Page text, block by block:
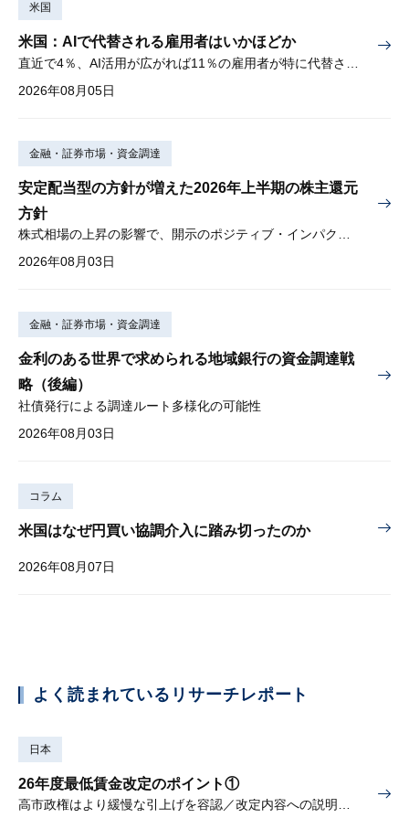
米国
米国：AIで代替される雇用者はいかほどか
2026年08月05日
金融・証券市場・資金調達
安定配当型の方針が増えた2026年上半期の株主還元
方針
株式相場の上昇の影響で、開示のポジティブ・インパクトは低下
2026年08月03日
金融・証券市場・資金調達
金利のある世界で求められる地域銀行の資金調達戦
略（後編）
社債発行による調達ルート多様化の可能性
2026年08月03日
コラム
米国はなぜ円買い協調介入に踏み切ったのか
2026年08月07日
よく読まれているリサーチレポート
日本
26年度最低賃金改定のポイント①
高市政権はより緩慢な引上げを容認／改定内容への説明責任が焦点